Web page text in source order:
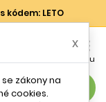
kódem: LETO

Menu
search
x
zákony na
cookies.